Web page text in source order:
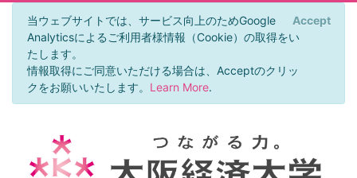
当ウェブサイトでは、サービス向上のためGoogle
Analyticsによるご利用者様情報（Cookie）の取得をい
たします。
情報取得にご同意いただける場合は、Acceptのクリッ
クをお願いいたします。 Learn More.
Accept
×